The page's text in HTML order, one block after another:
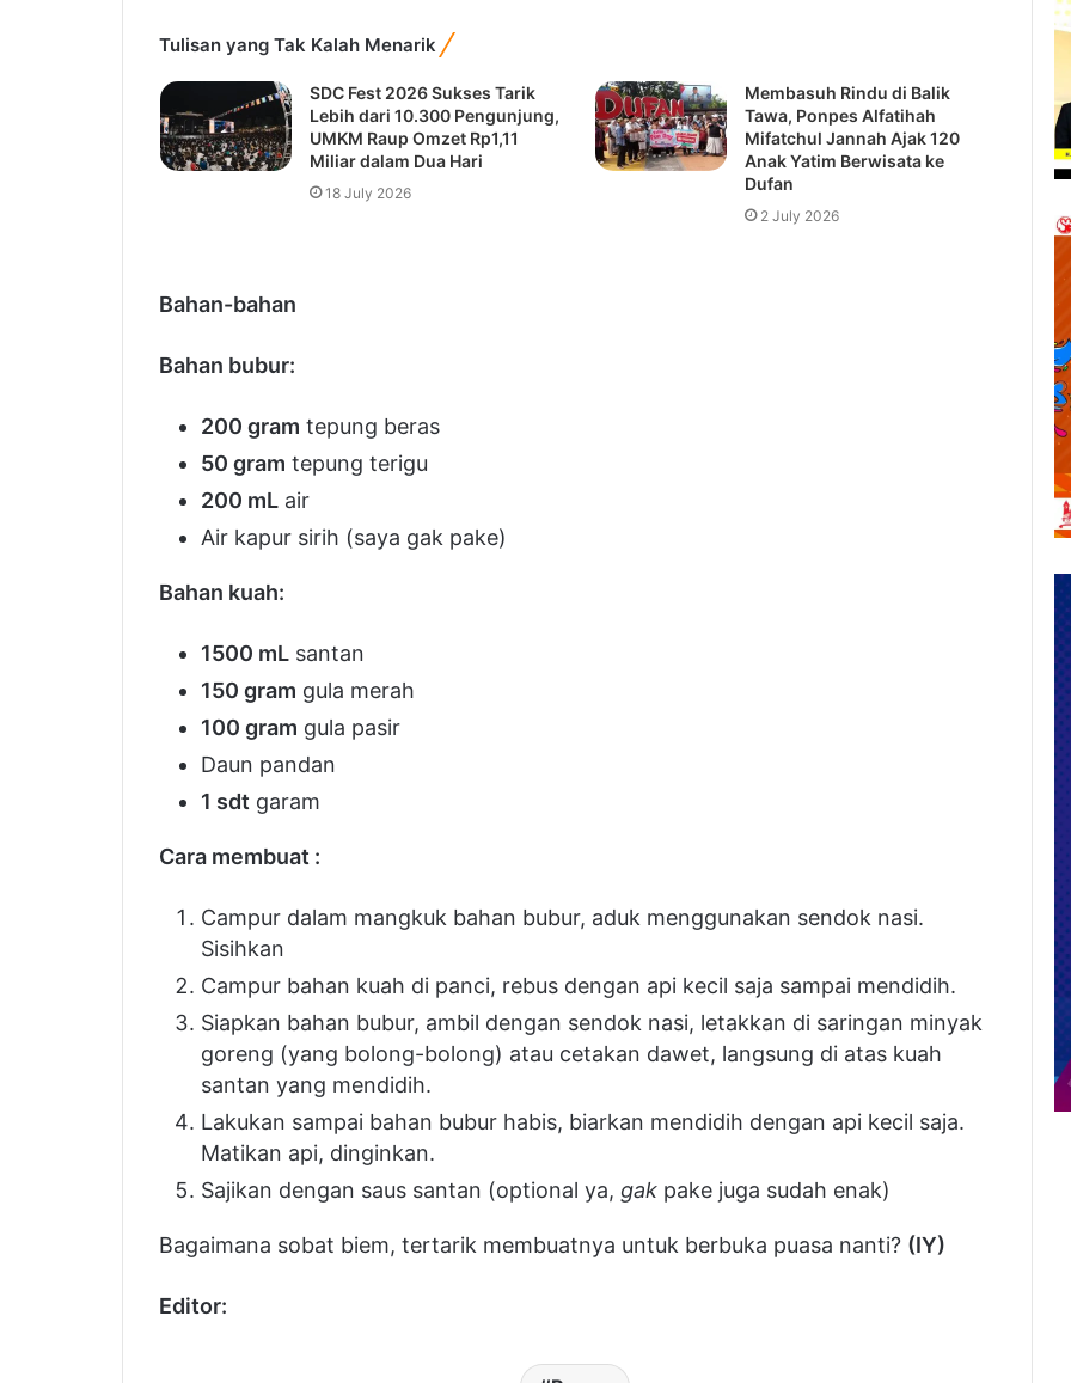
Tulisan yang Tak Kalah Menarik
SDC Fest 2026 Sukses Tarik
Lebih dari 10.300
Pengunjung, UMKM Raup
Omzet Rp1,11 Miliar dalam
Dua Hari
Membasuh Rindu di Balik
Tawa, Ponpes Alfatihah
Mifatchul Jannah Ajak 120
Anak Yatim Berwisata ke
Dufan
2 July 2026
Bahan-bahan
Bahan bubur:
200 gramtepung beras
50 gramtepung terigu
200 mLair
Air kapur sirih (saya gak pake)
Bahan kuah:
1500 mLsantan
150 gramgula merah
100 gramgula pasir
Daun pandan
1 sdtgaram
Cara membuat :
Campur dalam mangkuk bahan bubur, aduk menggunakan sendok nasi. Sisihkan
Campur bahan kuah di panci, rebus dengan api kecil saja sampai mendidih.
Siapkan bahan bubur, ambil dengan sendok nasi, letakkan di saringan minyak goreng
(yang bolong-bolong) atau cetakan dawet, langsung di atas kuah santan yang
mendidih.
Lakukan sampai bahan bubur habis, biarkan mendidih dengan api kecil saja. Matikan api,
dinginkan.
Sajikan dengan saus santan (optional ya,